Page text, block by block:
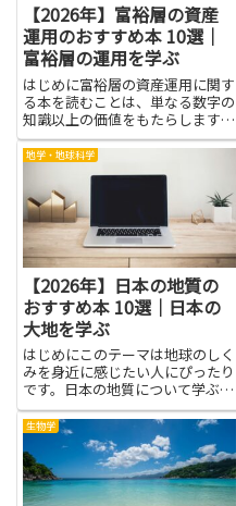
【2026年】富裕層の資産
運用のおすすめ本 10選｜
富裕層の運用を学ぶ
はじめに富裕層の資産運用に関す
る本を読むことは、単なる数字の
知識以上の価値をもたらします。
運用戦略やリスク管理、税制や相
続に関する基礎的な考え方を体系
的に学べるため、自分の資産に対
する判断力が磨かれます。成功例
や失敗例、実務的なケーススタ
デ...
地学・地球科学
【2026年】日本の地質の
おすすめ本 10選｜日本の
大地を学ぶ
はじめにこのテーマは地球のしく
みを身近に感じたい人にぴったり
です。日本の地質について学ぶ
と、私たちの住む土地がどう生ま
れ、どう変化してきたのかを知る
ことができます。山と海の境界や
川の流れ方、長い時間の中で形づ
くられた地層の話などを、難しく
な...
生物学